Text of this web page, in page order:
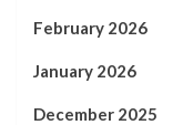
February 2026
January 2026
December 2025